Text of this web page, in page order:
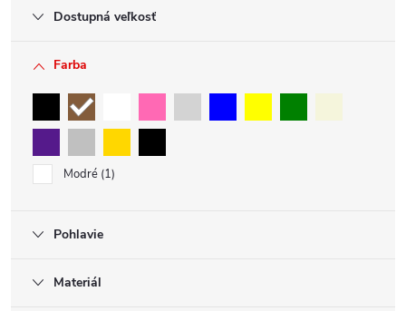
Dostupná veľkosť
Farba
Modré 1
Pohlavie
Materiál